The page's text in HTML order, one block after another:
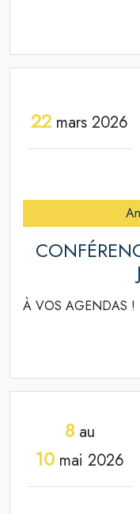
22 mars 2026
À VOS AGENDAS !
8au
10mai 2026